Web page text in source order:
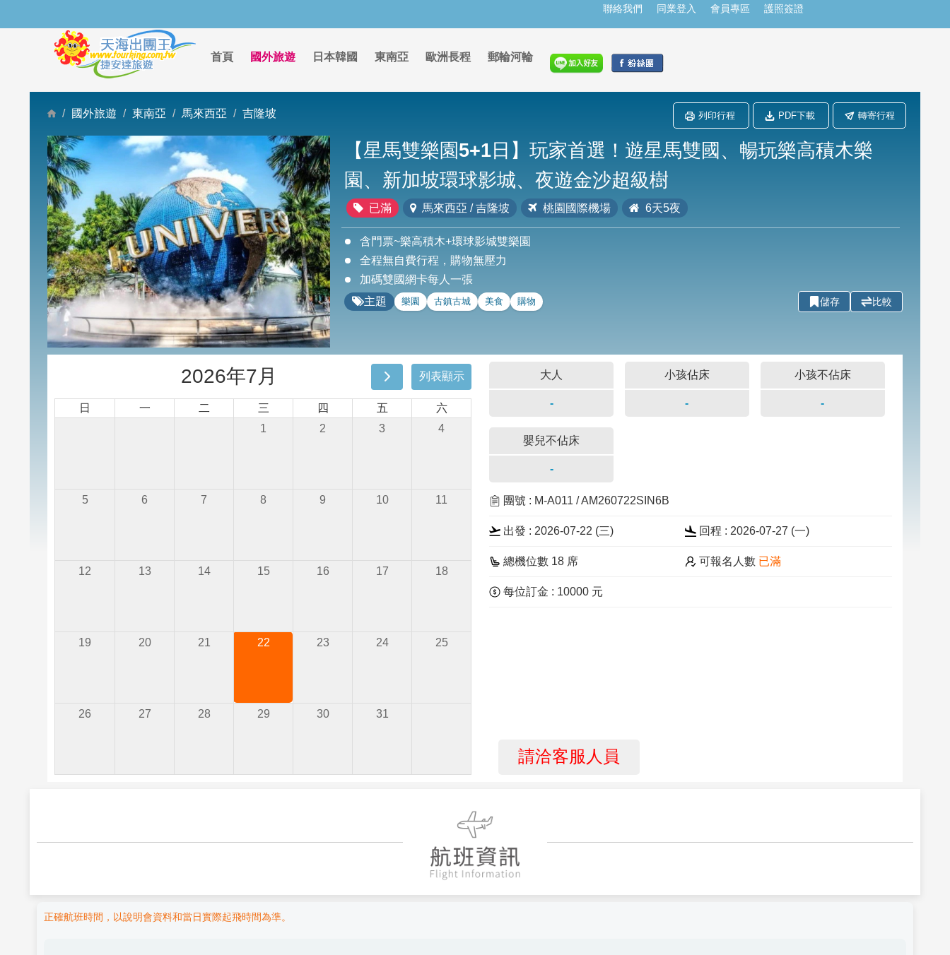
聯絡我們 同業登入 會員專區 護照簽證
首頁 國外旅遊 日本韓國 東南亞 歐洲長程 郵輪河輪
國外旅遊 東南亞 馬來西亞 吉隆坡 列印行程 PDF下載 轉寄行程
【星馬雙樂園5+1日】玩家首選！遊星馬雙國、暢玩樂高積木樂
園、新加坡環球影城、夜遊金沙超級樹
已滿 馬來西亞 / 吉隆坡 桃園國際機場 6天5夜
含門票~樂高積木+環球影城雙樂園
全程無自費行程，購物無壓力
加碼雙國網卡每人一張
主題
樂園 古鎮古城 美食 購物 儲存 比較
2026年7月 列表顯示
日 一 二 三 四 五
六
1
2 3 4
5 6 7 8 9 10 11
12 13 14 15 16 17 18
19 20 21 22 23 24 25
26 27 28 29 30 31
大人 小孩佔床 小孩不佔床
- - -
嬰兒不佔床
-
團號 : M-A011 / AM260722SIN6B
出發 : 2026-07-22 (三) 回程 : 2026-07-27 (一)
總機位數 18 席 可報名人數 已滿
每位訂金 : 10000 元
請洽客服人員
正確航班時間，以說明會資料和當日實際起飛時間為準。